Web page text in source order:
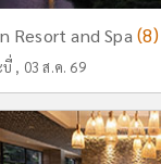
Resort and Spa (8)
บี่ , 03 ส.ค. 69